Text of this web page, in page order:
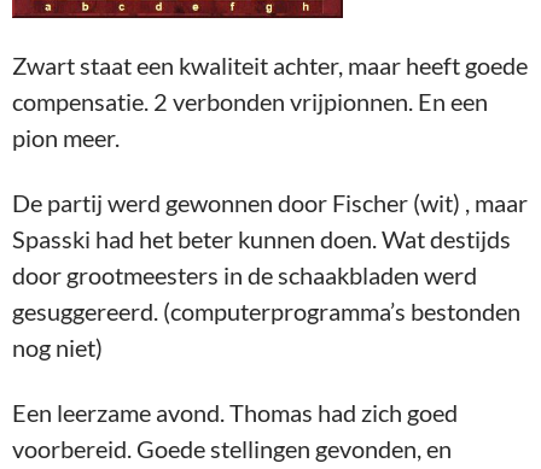
Zwart staat een kwaliteit achter, maar heeft goede
compensatie. 2 verbonden vrijpionnen. En een
pion meer.
De partij werd gewonnen door Fischer (wit) , maar
Spasski had het beter kunnen doen. Wat destijds
door grootmeesters in de schaakbladen werd
gesuggereerd. (computerprogramma’s bestonden
nog niet)
Een leerzame avond. Thomas had zich goed
voorbereid. Goede stellingen gevonden, en